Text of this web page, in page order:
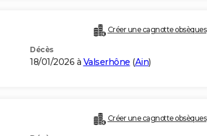
Créer une cagnotte obsèques
Décès
18/01/2026 à Valserhône (Ain)
Créer une cagnotte obsèques